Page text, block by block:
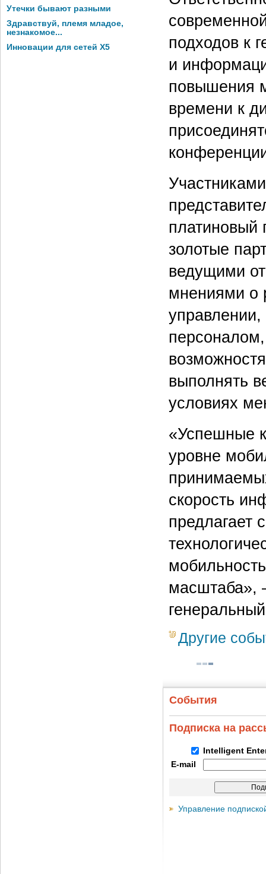
Утечки бывают разными
Здравствуй, племя младое,
незнакомое...
Инновации для сетей X5
подходов к
и
повышения
времени к
платиновый
золотые
ведущими
мнениями о
выполнять
условиях
«Успешные
уровне
скорость
предлагает
масштаба»,
Другие
События
Подписка на
Intelligent
E-mail
Управление